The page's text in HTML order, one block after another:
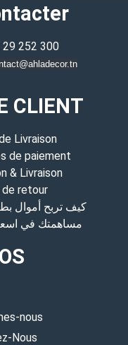
29 252 300
CLIENT
Livraison
de paiement
& Livraison
retour
كيف تربح أموال
مساهمتك في
nous
Nous